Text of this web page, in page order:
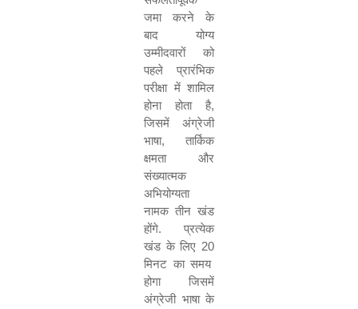
जमा करने के
बाद योग्य
उम्मीदवारों को
पहले प्रारंभिक
परीक्षा में शामिल
होना होता है,
जिसमें अंग्रेजी
भाषा, तार्किक
क्षमता और
संख्यात्मक
अभियोग्यता
नामक तीन खंड
होंगे. प्रत्येक
खंड के लिए 20
मिनट का समय
होगा जिसमें
अंग्रेजी भाषा के